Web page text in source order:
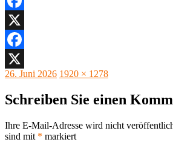
Facebook
X
Facebook
X
Veröffentlicht
26. Juni 2026 Originalgröße
1920 × 1278
Schreiben Sie einen
Ihre E-Mail-Adresse wird nicht
sind mit * markiert